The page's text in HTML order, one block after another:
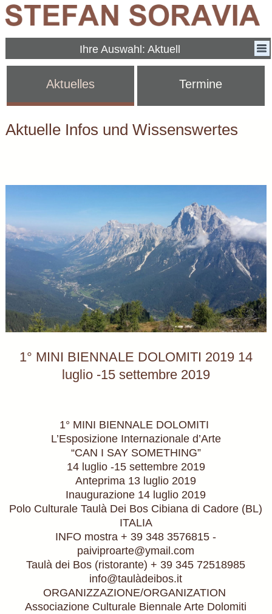
Ihre Auswahl: Aktuell
Aktuelles Termine
Aktuelle Infos und Wissenswertes
1° MINI BIENNALE DOLOMITI 2019 14
luglio -15 settembre 2019
1° MINI BIENNALE DOLOMITI
L’Esposizione Internazionale d’Arte
“CAN I SAY SOMETHING”
14 luglio -15 settembre 2019
Anteprima 13 luglio 2019
Inaugurazione 14 luglio 2019
Polo Culturale Taulà Dei Bos Cibiana di Cadore (BL)
ITALIA
INFO mostra + 39 348 3576815 -
paiviproarte@ymail.com
Taulà dei Bos (ristorante) + 39 345 72518985
info@taulàdeibos.it
ORGANIZZAZIONE/ORGANIZATION
Associazione Culturale Biennale Arte Dolomiti